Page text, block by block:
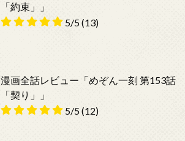
「約束」」
5/5(13)
漫画全話レビュー「めぞん一刻 第153話
「契り」」
5/5(12)